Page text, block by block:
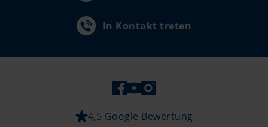
In Kontakt treten
4,5 Google Bewertung